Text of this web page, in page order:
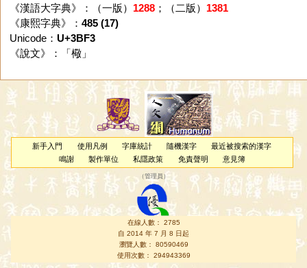
《漢語大字典》：（一版） 1288；（二版） 1381
《康熙字典》： 485 (17)
Unicode： U+3BF3
《說文》：「 㯳」
新手入門 使用凡例 字庫統計 隨機漢字
最近被搜索的漢字
鳴謝
製作單位 私隱政策 免責聲明 意見簿
（管理員 ）
在線人數： 2785
自 2014 年 7 月 8 日起
瀏覽人數： 80590469
使用次數： 294943369